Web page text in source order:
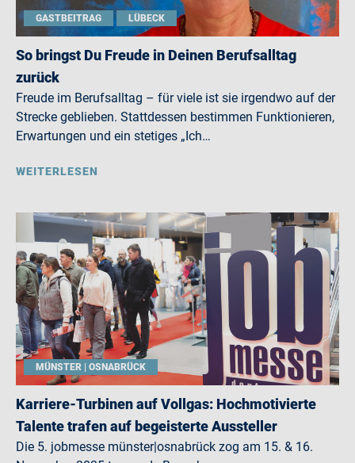
GASTBEITRAG LÜBECK
So bringst Du Freude in Deinen Berufsalltag
zurück
Freude im Berufsalltag – für viele ist sie irgendwo auf der
Strecke geblieben. Stattdessen bestimmen Funktionieren,
Erwartungen und ein stetiges „Ich…
WEITERLESEN
MÜNSTER | OSNABRÜCK
Karriere-Turbinen auf Vollgas: Hochmotivierte
Talente trafen auf begeisterte Aussteller
Die 5. jobmesse münster|osnabrück zog am 15. & 16.